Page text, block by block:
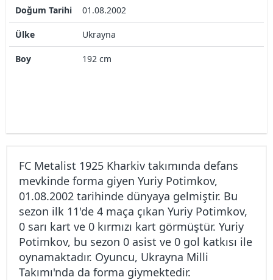
Doğum Tarihi 01.08.2002
Ülke Ukrayna
Boy 192 cm
FC Metalist 1925 Kharkiv takımında defans
mevkinde forma giyen Yuriy Potimkov,
01.08.2002 tarihinde dünyaya gelmiştir. Bu
sezon ilk 11'de 4 maça çıkan Yuriy Potimkov,
0 sarı kart ve 0 kırmızı kart görmüştür. Yuriy
Potimkov, bu sezon 0 asist ve 0 gol katkısı ile
oynamaktadır. Oyuncu, Ukrayna Milli
Takımı'nda da forma giymektedir.